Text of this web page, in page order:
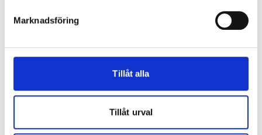
Marknadsföring
Tillåt alla
Tillåt urval
Tider för utlämning:
Måndag - Fredag